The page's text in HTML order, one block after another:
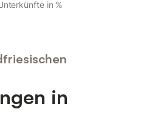
in %
in